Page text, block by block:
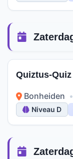
Quiztus-Quiz
Bonheiden •
Niveau D